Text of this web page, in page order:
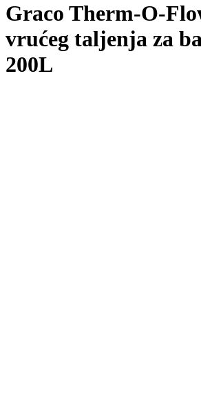
Graco Therm-O-
vrućeg taljenja za
200L